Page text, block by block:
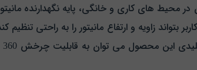
زاویه و ارتفاع مانیتور را به راحتی